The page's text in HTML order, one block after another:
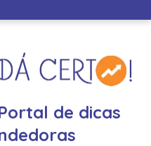
de dicas